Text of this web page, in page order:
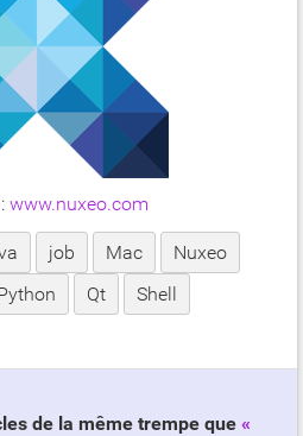
www.nuxeo.com
job Mac
Nuxeo
Qt
Shell
de la même trempe que